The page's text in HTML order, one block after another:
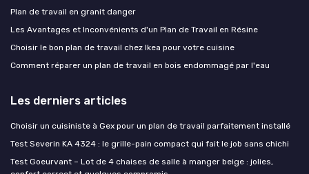
Plan de travail en granit danger
Les Avantages et Inconvénients d'un Plan de Travail en Résine
Choisir le bon plan de travail chez Ikea pour votre cuisine
Comment réparer un plan de travail en bois endommagé par l'eau
Les derniers articles
Choisir un cuisiniste à Gex pour un plan de travail parfaitement installé
Test Severin KA 4324 : le grille-pain compact qui fait le job sans chichi
Test Goeurvant – Lot de 4 chaises de salle à manger beige : jolies,